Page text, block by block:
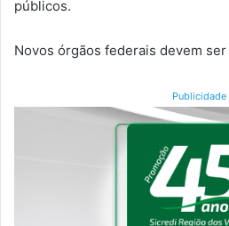
públicos.
Novos órgãos federais devem
Publicidade